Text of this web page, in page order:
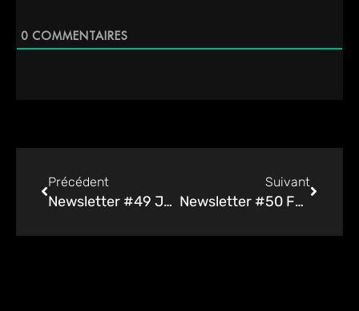
0 COMMENTAIRES
Précédent
Newsletter #49 Janvier 2024
Suivant
Newsletter #50 Février 2024